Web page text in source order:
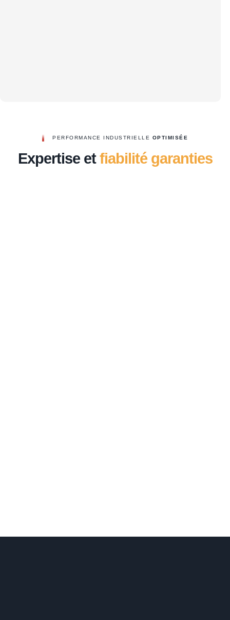
PERFORMANCE INDUSTRIELLE OPTIMISÉE
Expertise etfiabilité garanties